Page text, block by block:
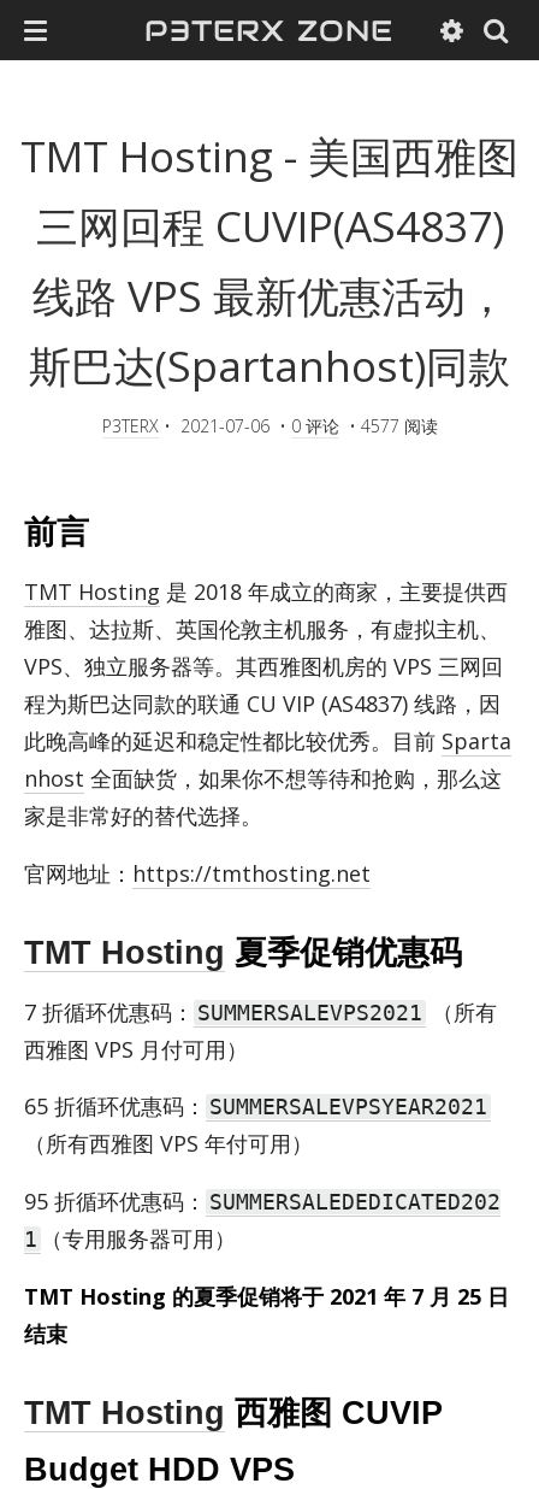
P3TERX ZONE
TMT Hosting - 美国西雅图
三网回程 CUVIP(AS4837)
线路 VPS 最新优惠活动，
斯巴达(Spartanhost)同款
P3TERX• 2021-07-06• 0 评论• 4577 阅读
前言
TMT Hosting 是 2018 年成立的商家，主要提供西
雅图、达拉斯、英国伦敦主机服务，有虚拟主机、
VPS、独立服务器等。其西雅图机房的 VPS 三网回
程为斯巴达同款的联通 CU VIP (AS4837) 线路，因
此晚高峰的延迟和稳定性都比较优秀。目前 Sparta
nhost 全面缺货，如果你不想等待和抢购，那么这
家是非常好的替代选择。
官网地址： https://tmthosting.net
TMT Hosting 夏季促销优惠码
7 折循环优惠码： SUMMERSALEVPS2021
（所有
西雅图 VPS 月付可用）
65 折循环优惠码： SUMMERSALEVPSYEAR2021
（所有西雅图 VPS 年付可用）
95 折循环优惠码： SUMMERSALEDEDICATED202
1
（专用服务器可用）
TMT Hosting 的夏季促销将于 2021 年 7 月 25 日
结束
TMT Hosting 西雅图 CUVIP
Budget HDD VPS